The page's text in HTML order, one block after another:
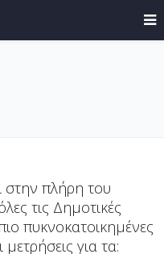
στην πλήρη του
τις Δημοτικές
πυκνοκατοικημένες
για τα: